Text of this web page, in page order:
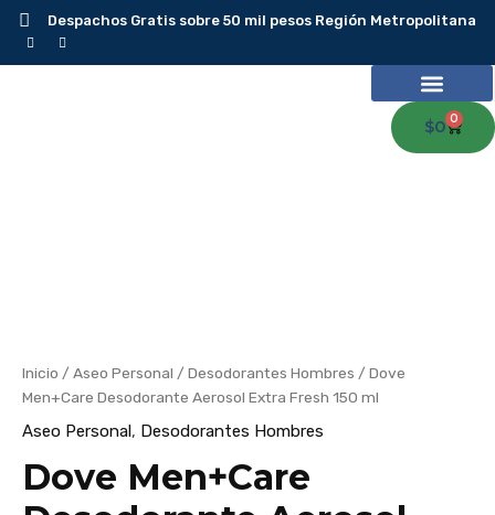
Despachos Gratis sobre 50 mil pesos Región Metropolitana
$0 0
Inicio / Aseo Personal / Desodorantes Hombres / Dove
Men+Care Desodorante Aerosol Extra Fresh 150 ml
Aseo Personal , Desodorantes Hombres
Dove Men+Care